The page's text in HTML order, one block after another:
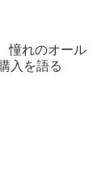
憧れのオール
入を語る